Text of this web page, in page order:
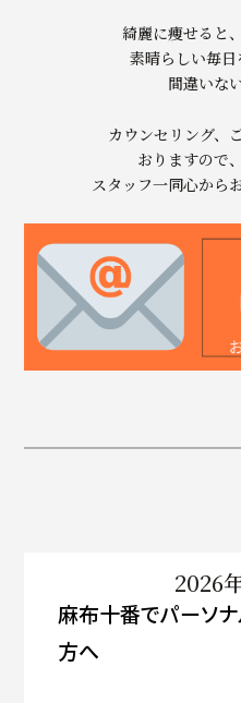
綺麗に痩せると
素晴らしい毎
間違いな
カウンセリング、
おりますので
スタッフ一同心から
2026
麻布十番でパーソ
方へ